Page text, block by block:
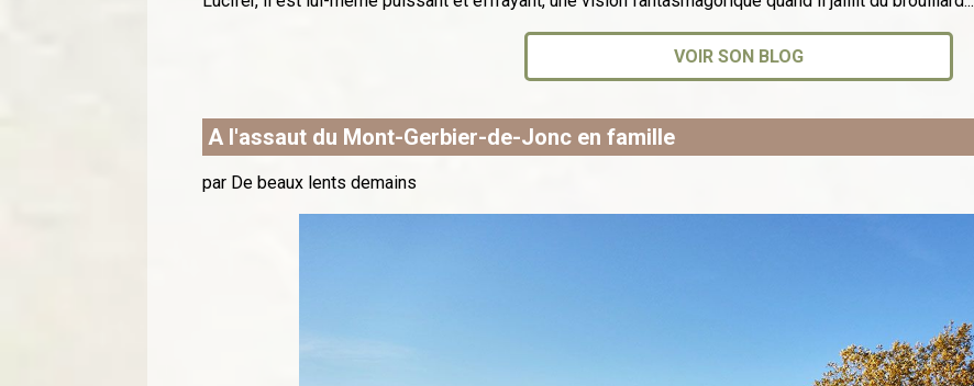
VOIR SON BLOG
A l'assaut du Mont-Gerbier-de-Jonc en famille
par De beaux lents demains